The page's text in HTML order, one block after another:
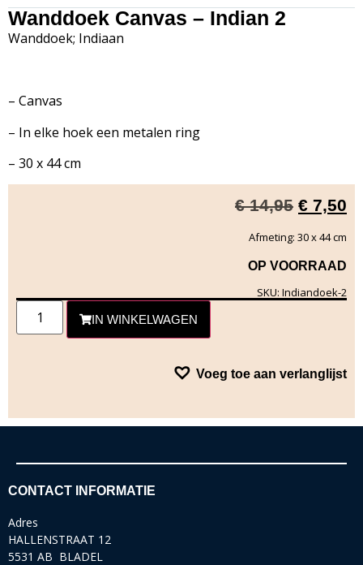
Wanddoek Canvas – Indian 2
Wanddoek; Indiaan
– Canvas
– In elke hoek een metalen ring
– 30 x 44 cm
€14,95 € 7,50
Afmeting: 30 x 44 cm
OP VOORRAAD
SKU: Indiandoek-2
IN WINKELWAGEN
Voeg toe aan verlanglijst
CONTACT INFORMATIE
Adres
HALLENSTRAAT 12
5531 AB BLADEL